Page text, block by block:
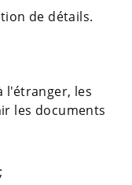
de détails.
l'étranger, les
les documents